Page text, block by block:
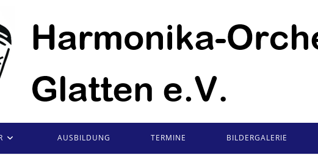
AUSBILDUNG TERMINE BILDERGALERIE